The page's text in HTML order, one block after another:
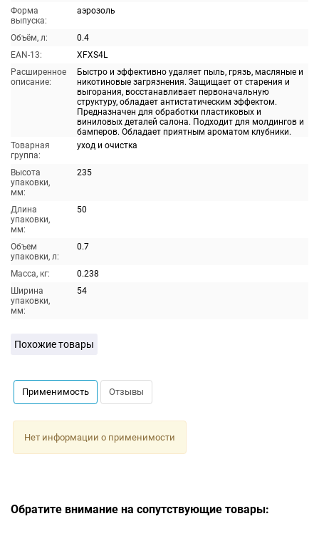
Форма
выпуска:
аэрозоль
Объём, л:
0.4
EAN-13:
XFXS4L
Расширенное
описание:
Быстро и эффективно удаляет пыль, грязь, масляные и
никотиновые загрязнения. Защищает от старения и
выгорания, восстанавливает первоначальную
структуру, обладает антистатическим эффектом.
Предназначен для обработки пластиковых и
виниловых деталей салона. Подходит для молдингов и
бамперов. Обладает приятным ароматом клубники.
Товарная
группа:
уход и очистка
Высота
упаковки,
мм:
235
Длина
упаковки,
мм:
50
Объем
упаковки, л:
0.7
Масса, кг:
0.238
Ширина
упаковки,
мм:
54
Похожие товары
Применимость Отзывы
Нет информации о применимости
Обратите внимание на сопутствующие товары: